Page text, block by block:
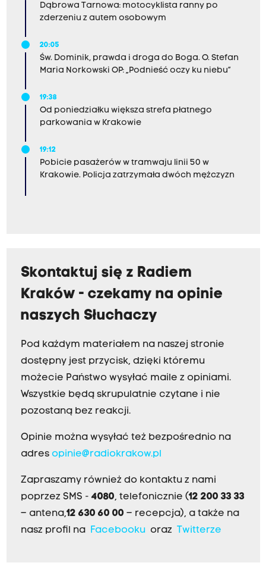
Dąbrowa Tarnowa: motocyklista ranny po
zderzeniu z autem osobowym
20:05
Św. Dominik, prawda i droga do Boga. O. Stefan
Maria Norkowski OP: „Podnieść oczy ku niebu”
19:38
Od poniedziałku większa strefa płatnego
parkowania w Krakowie
19:12
Pobicie pasażerów w tramwaju linii 50 w
Krakowie. Policja zatrzymała dwóch mężczyzn
Skontaktuj się z Radiem
Kraków - czekamy na opinie
naszych Słuchaczy
Pod każdym materiałem na naszej stronie
dostępny jest przycisk, dzięki któremu
możecie Państwo wysyłać maile z opiniami.
Wszystkie będą skrupulatnie czytane i nie
pozostaną bez reakcji.
Opinie można wysyłać też bezpośrednio na
adres opinie@radiokrakow.pl
Zapraszamy również do kontaktu z nami
poprzez SMS - 4080, telefonicznie (12 200 33 33
– antena,12 630 60 00 – recepcja), a także na
nasz profil na
Facebookuoraz Twitterze